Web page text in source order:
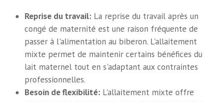
Reprise du travail: La reprise du travail après un
congé de maternité est une raison fréquente de
passer à l'alimentation au biberon. L'allaitement
mixte permet de maintenir certains bénéfices du
lait maternel tout en s'adaptant aux contraintes
professionnelles.
Besoin de flexibilité: L'allaitement mixte offre